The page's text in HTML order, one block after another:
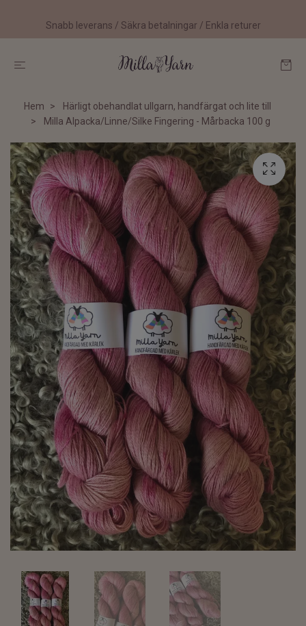
Snabb leverans / Säkra betalningar / Enkla returer
Hem
Härligt obehandlat ullgarn, handfärgat och lite till
Milla Alpacka/Linne/Silke Fingering - Mårbacka 100 g